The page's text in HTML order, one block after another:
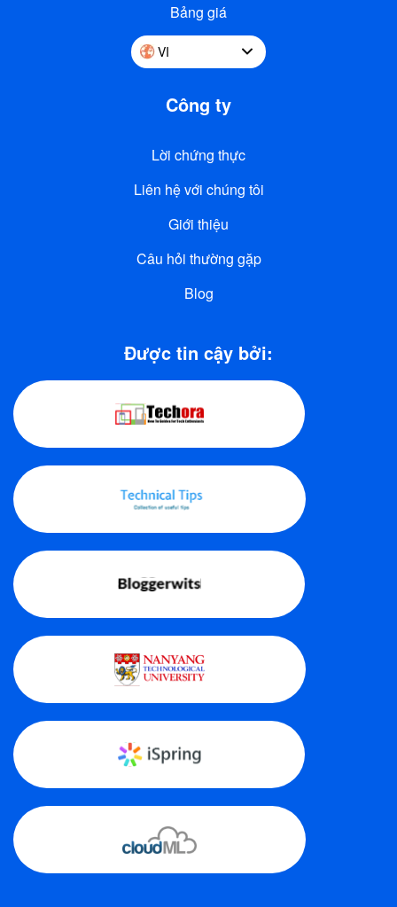
Bảng giá
VI
Công ty
Lời chứng thực
Liên hệ với chúng tôi
Giới thiệu
Câu hỏi thường gặp
Blog
Được tin cậy bởi: